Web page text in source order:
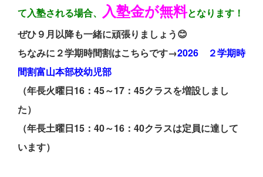
て入塾される場合、 入塾金が無料となります！
ぜひ９月以降も一緒に頑張りましょう😊
ちなみに２学期時間割はこちらです→2026 ２学期時
間割富山本部校幼児部
（年長火曜日16：45～17：45クラスを増設しまし
た）
（年長土曜日15：40～16：40クラスは定員に達して
います）